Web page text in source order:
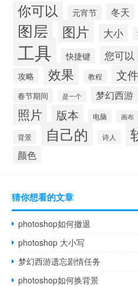
你可以 元宵节 冬天
图层 图片 大小
工具 快捷键 您可以
攻略
效果 教程 文件
春节期间 是一个 梦幻西游
照片 版本 电脑 画布
背景 自己的 诗人
颜色
猜你想看的文章
photoshop如何撤退
photoshop 大小写
梦幻西游遗忘剧情任务
photoshop如何换背景